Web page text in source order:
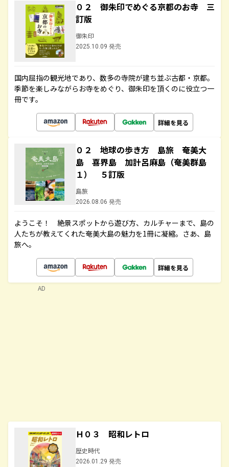
０２ 御朱印でめぐる京都のお寺 三
訂版
御朱印
2025.10.09 発売
国内屈指の観光地であり、数多の寺院が建ち並ぶ古都・京都。
季節を楽しみながらお寺をめぐり、御朱印を頂くのに役立つ一
冊です。
詳細を見る
０２ 地球の歩き方 島旅 奄美大
島 喜界島 加計呂麻島（奄美群島
１） ５訂版
島旅
2026.08.06 発売
ようこそ！ 絶景スポットから遊び方、カルチャーまで、島の
人たちが教えてくれた奄美大島の魅力を1冊に凝縮。さあ、島
旅へ。
詳細を見る
Ｈ０３ 昭和レトロ
歴史時代
2026.01.29 発売
AD